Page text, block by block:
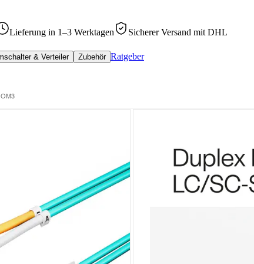
Lieferung in 1–3 Werktagen Sicherer Versand mit DHL
& Verteiler Zubehör Ratgeber